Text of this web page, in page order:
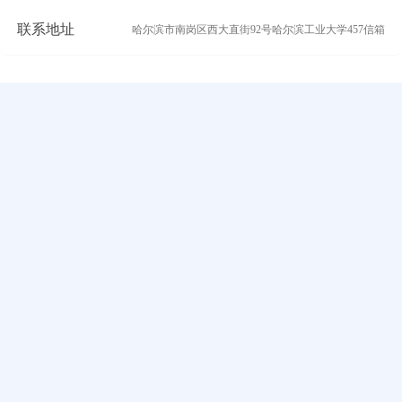
联系地址 哈尔滨市南岗区西大直街92号哈尔滨工业大学457信箱